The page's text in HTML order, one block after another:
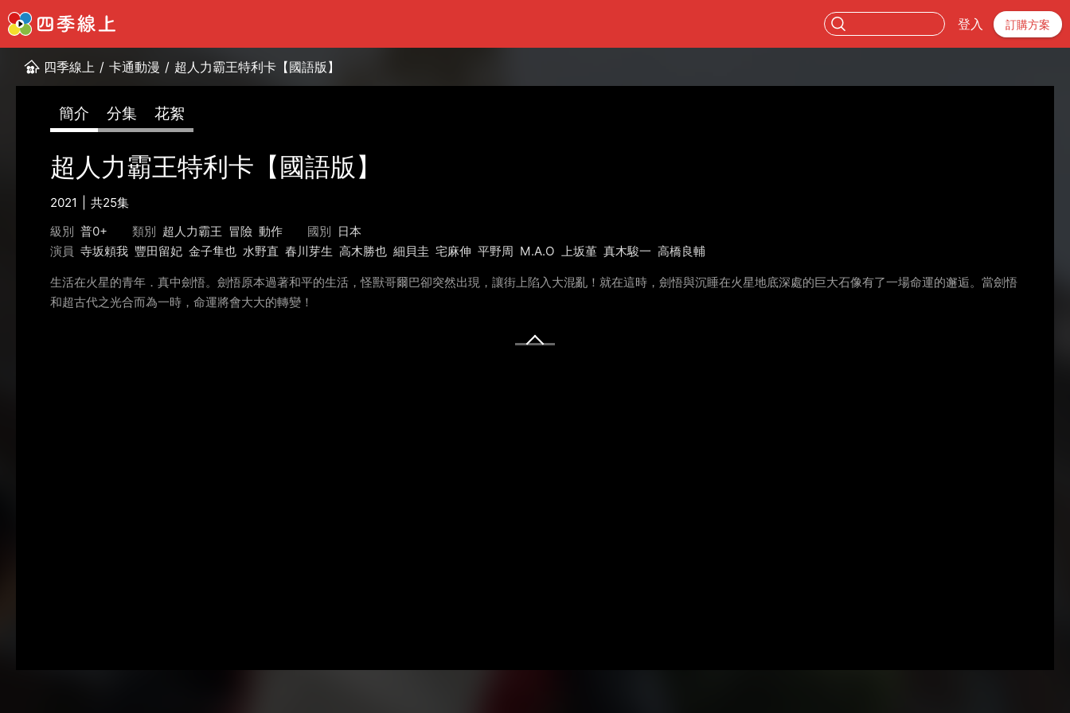
登入 訂購方案
四季線上 / 卡通動漫 / 超人力霸王特利卡【國語版】
簡介 分集 花絮
超人力霸王特利卡【國語版】
2021
共25集
級別 普0+ 類別 超人力霸王 冒險 動作 國別 日本
演員 寺坂頼我 豐田留妃 金子隼也 水野直 春川芽生 高木勝也 細貝圭 宅麻伸 平野周 M.A.O 上坂堇 真木駿一 高橋良輔
生活在火星的青年．真中劍悟。劍悟原本過著和平的生活，怪獸哥爾巴卻突然出現，讓街上陷入大混亂！就在這時，劍悟與沉睡在火星地底深處的巨大石像有了一場命運的邂逅。當劍悟
和超古代之光合而為一時，命運將會大大的轉變！